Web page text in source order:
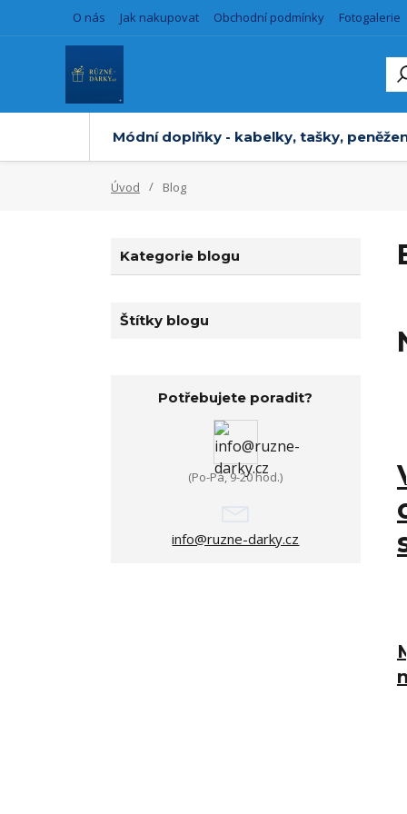
O nás Jak nakupovat Obchodní podmínky Fotogalerie
Módní doplňky - kabelky, tašky,
Úvod Blog
Kategorie blogu
Štítky blogu
Potřebujete poradit?
(Po-Pá, 9-20 hod.)
info@ruzne-darky.cz